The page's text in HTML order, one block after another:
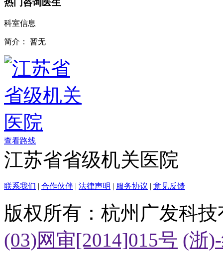
热门咨询医生
科室信息
简介： 暂无
查看路线
江苏省省级机关医院
联系我们 | 合作伙伴 | 法律声明 | 服务协议 | 意见反馈
版权所有：杭州广发科
(03)网审[2014]015号 (浙